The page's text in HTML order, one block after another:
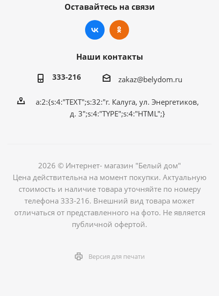
Оставайтесь на связи
Наши контакты
333-216 zakaz@belydom.ru
a:2:{s:4:"TEXT";s:32:"г. Калуга, ул. Энергетиков,
д. 3";s:4:"TYPE";s:4:"HTML";}
2026 © Интернет- магазин "Белый дом"
Цена действительна на момент покупки. Актуальную
стоимость и наличие товара уточняйте по номеру
телефона 333-216. Внешний вид товара может
отличаться от представленного на фото. Не является
публичной офертой.
Версия для печати